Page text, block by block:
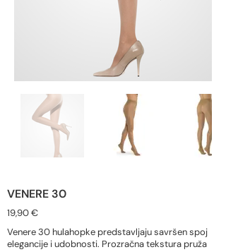
VENERE 30
19,90 €
Venere 30 hulahopke predstavljaju savršen spoj
elegancije i udobnosti. Prozračna tekstura pruža